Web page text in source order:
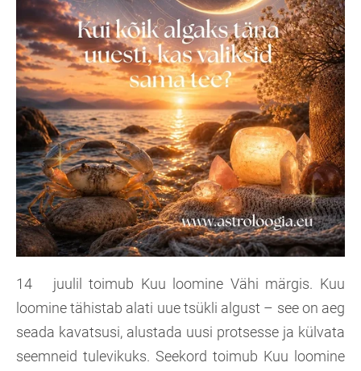
14 juulil toimub Kuu loomine Vähi märgis. Kuu
loomine tähistab alati uue tsükli algust – see on aeg
seada kavatsusi, alustada uusi protsesse ja külvata
seemneid tulevikuks. Seekord toimub Kuu loomine